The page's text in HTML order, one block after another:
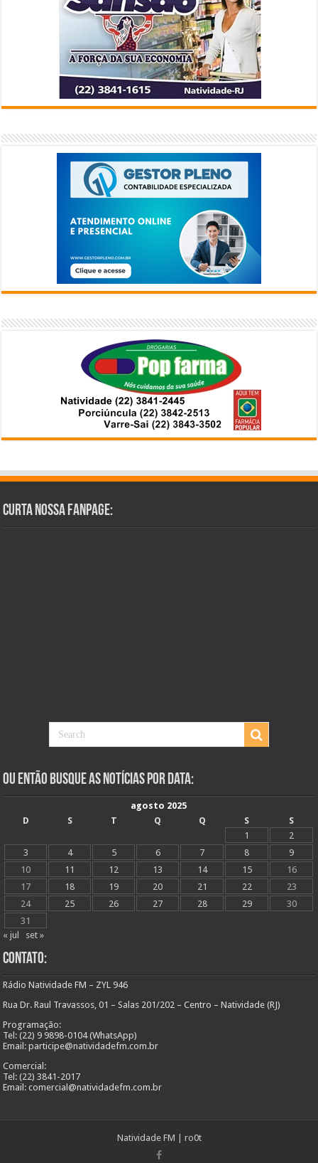
Curta Nossa Fanpage:
Ou Então Busque as Notícias Por Data:
agosto 2025
D
S T Q Q S
S
1
2
3
4 5 6 7 8
9
10
11 12 13 14 15
16
17
18 19 20 21 22
23
24
25 26 27 28 29
30
31
« jul
set »
Contato:
Rádio Natividade FM – ZYL 946
Rua Dr. Raul Travassos, 01 – Salas 201/202 – Centro – Natividade (RJ)
Programação:
Tel: (22) 9 9898-0104 (WhatsApp)
Email: participe@natividadefm.com.br
Comercial:
Tel: (22) 3841-2017
Email: comercial@natividadefm.com.br
Natividade FM ro0t